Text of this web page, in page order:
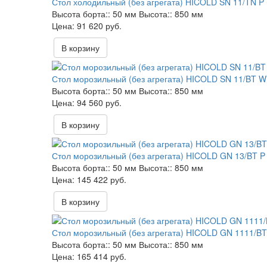
Высота борта:: 50 мм Высота:: 850 мм
91 620 руб.
В корзину
Стол морозильный (без агрегата) HICOLD SN 11/BT
Высота борта:: 50 мм Высота:: 850 мм
94 560 руб.
В корзину
Стол морозильный (без агрегата) HICOLD GN 13/BT P
Высота борта:: 50 мм Высота:: 850 мм
145 422 руб.
В корзину
Стол морозильный (без агрегата) HICOLD GN 1111/
Высота борта:: 50 мм Высота:: 850 мм
165 414 руб.